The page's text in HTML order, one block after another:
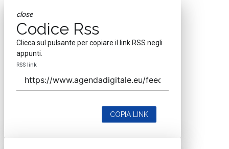
close
Codice Rss
Clicca sul pulsante per copiare il link RSS negli
appunti.
RSS link
COPIA LINK